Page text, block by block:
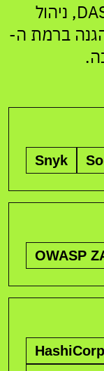
סטאק שלם של כלי SAST ו-DAST, ניהול
ברמת ה-
Snyk
OWASP